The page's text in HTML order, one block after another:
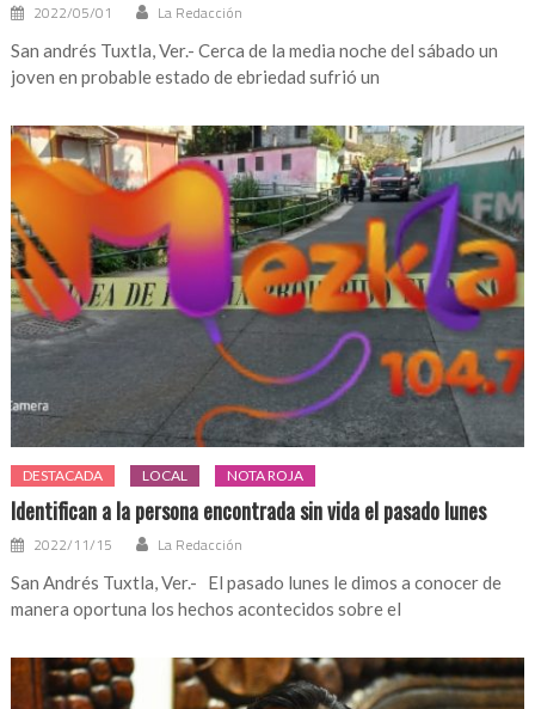
2022/05/01 La Redacción
San andrés Tuxtla, Ver.- Cerca de la media noche del sábado un
joven en probable estado de ebriedad sufrió un
DESTACADA LOCAL NOTA ROJA
Identifican a la persona encontrada sin vida el pasado lunes
2022/11/15 La Redacción
San Andrés Tuxtla, Ver.- El pasado lunes le dimos a conocer de
manera oportuna los hechos acontecidos sobre el